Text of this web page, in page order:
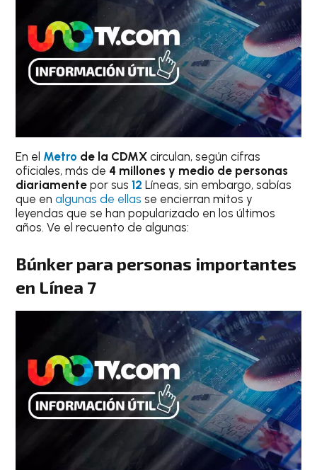
En el Metro de la CDMX circulan, según cifras
oficiales, más de 4 millones y medio de personas
diariamentepor sus12Líneas, sin embargo, sabías
que enalgunas de ellas se encierran mitos y
leyendas que se han popularizado en los últimos
años. Ve el recuento de algunas:
Búnker para personas importantes
en Línea 7